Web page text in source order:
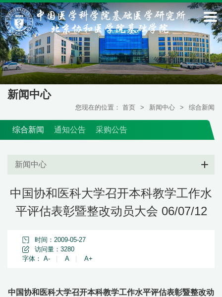
新闻中心
您现在的位置： 首页 > 新闻中心 > 综合新闻
综合新闻 通知公告 采购公告
新闻中心
中国协和医科大学召开本科教学工作水
平评估表彰暨整改动员大会 06/07/12
时间：2009-05-27
访问量： 3280
字体： A- A A+
中国协和医科大学召开本科教学工作水平评估表彰暨整改动